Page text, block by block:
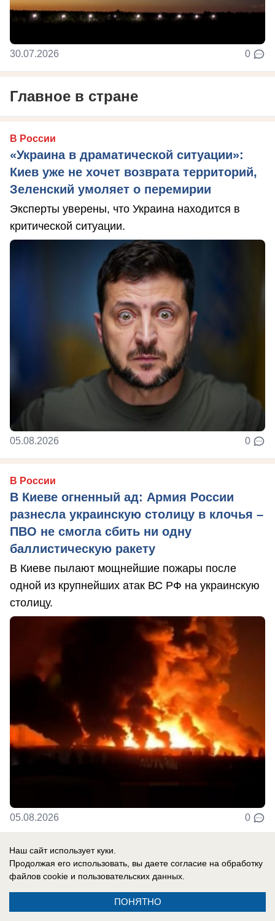
30.07.2026 0
Главное в стране
В России
«Украина в драматической ситуации»:
Киев уже не хочет возврата территорий,
Зеленский умоляет о перемирии
Эксперты уверены, что Украина находится в
критической ситуации.
05.08.2026 0
В России
В Киеве огненный ад: Армия России
разнесла украинскую столицу в клочья –
ПВО не смогла сбить ни одну
баллистическую ракету
В Киеве пылают мощнейшие пожары после
одной из крупнейших атак ВС РФ на украинскую
столицу.
05.08.2026 0
Ким Чен Ын развертывает в России
ракетное подразделение для нанесения
ударов по Украине - Reuters
Наш сайт использует куки.
Продолжая его использовать, вы даете согласие на обработку
файлов cookie и пользовательских данных.
ПОНЯТНО